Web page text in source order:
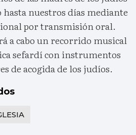
nuestros días mediante
por transmisión oral.
a cabo un recorrido musical
sefardí con instrumentos
de acogida de los judíos.